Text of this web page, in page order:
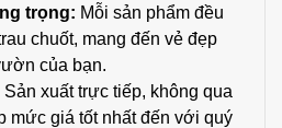
trọng: Mỗi sản phẩm đều
chuốt, mang đến vẻ đẹp
của bạn.
Sản xuất trực tiếp, không qua
mức giá tốt nhất đến với quý